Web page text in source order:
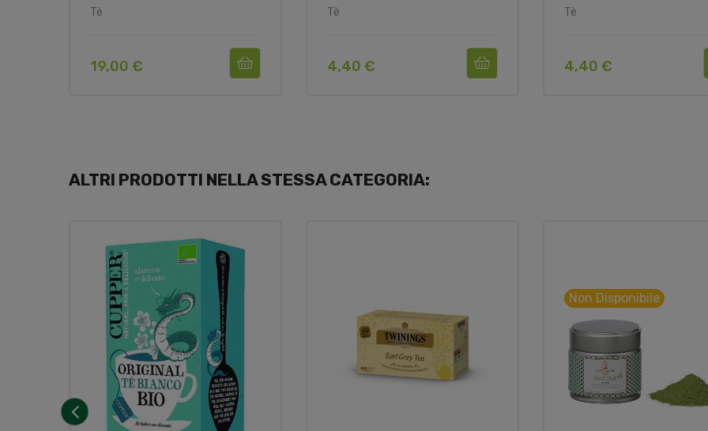
Tè
19,00 €
Tè
4,40 €
Tè
4,40 €
ALTRI PRODOTTI NELLA STESSA CATEGORIA:
Non Disponibile